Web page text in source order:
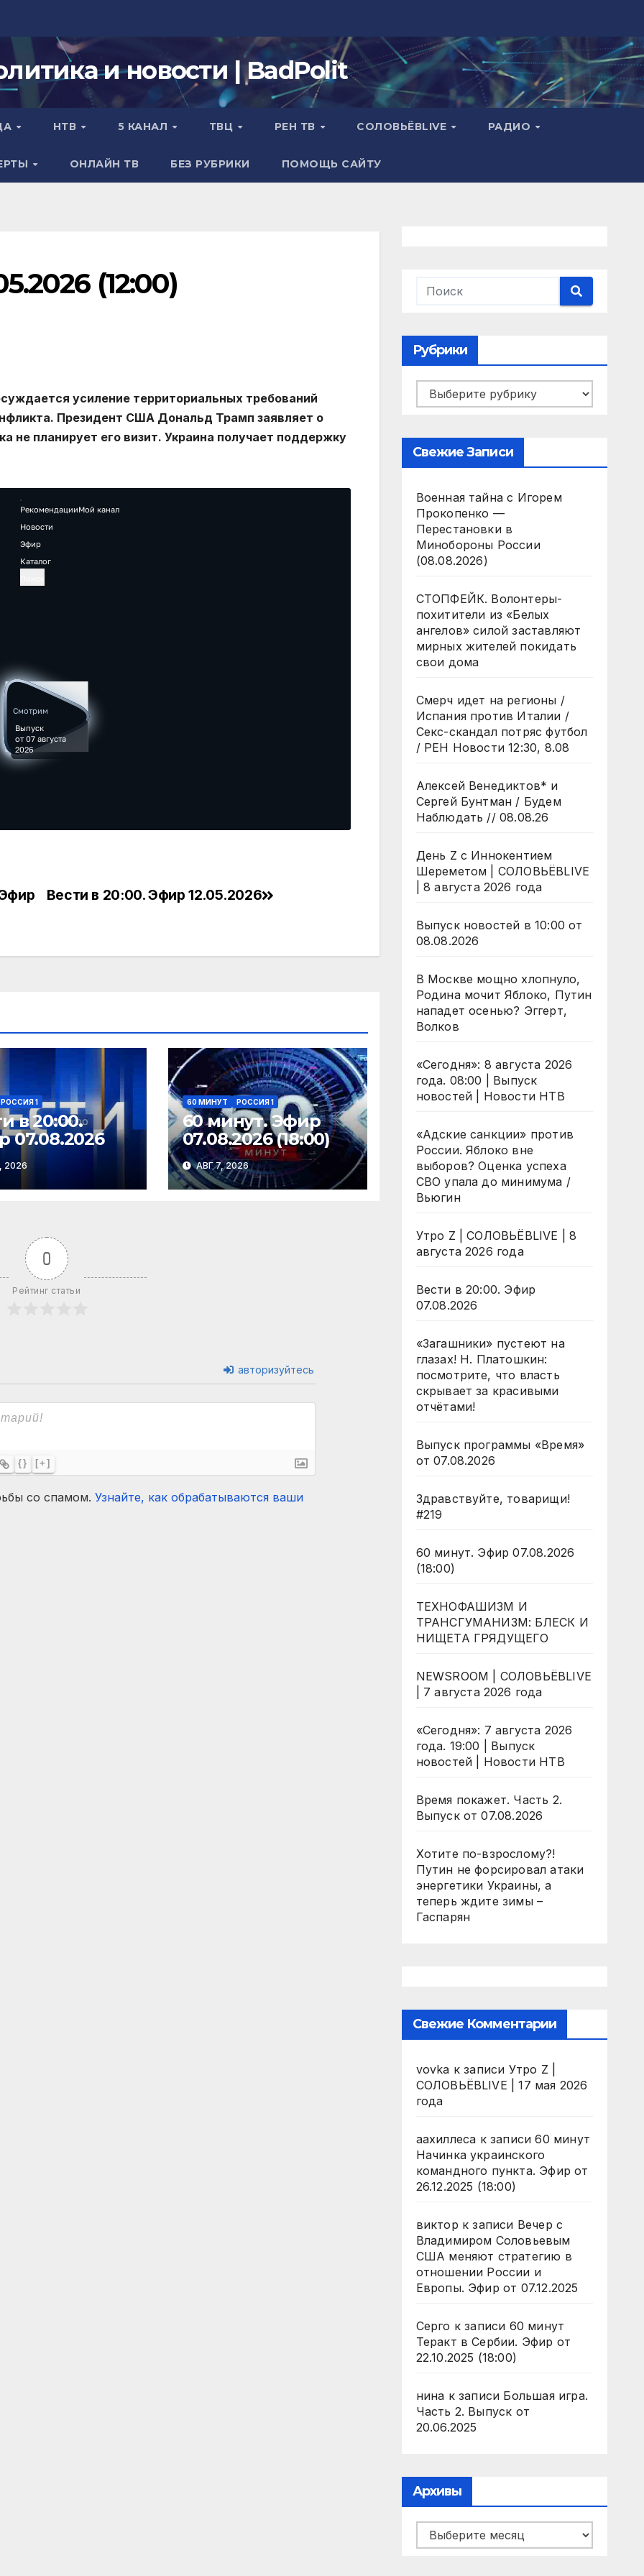
и новости | BadPolit
НТВ 5 КАНАЛ ТВЦ РЕН ТВ СОЛОВЬЁВLIVE РАДИО
ОНЛАЙН ТВ БЕЗ РУБРИКИ ПОМОЩЬ САЙТУ
(12:00)
усиление территориальных требований
Президент США Дональд Трамп заявляет о
не планирует его визит. Украина получает поддержку
Вести в 20:00. Эфир 12.05.2026
РОССИЯ 1
в 20:00.
07.08.2026
2026
60 МИНУТ РОССИЯ 1
60 минут. Эфир
07.08.2026 (18:00)
АВГ 7, 2026
0
Рейтинг статьи
авторизуйтесь
{} [+]
со спамом. Узнайте, как обрабатываются ваши
Рубрики
Рубрики
Свежие Записи
Военная тайна с Игорем
Прокопенко —
Перестановки в
Минобороны России
(08.08.2026)
СТОПФЕЙК. Волонтеры-
похитители из «Белых
ангелов» силой заставляют
мирных жителей покидать
свои дома
Смерч идет на регионы /
Испания против Италии /
Секс-скандал потряс футбол
/ РЕН Новости 12:30, 8.08
Алексей Венедиктов* и
Сергей Бунтман / Будем
Наблюдать // 08.08.26
День Z с Иннокентием
Шереметом | СОЛОВЬЁВLIVE
| 8 августа 2026 года
Выпуск новостей в 10:00 от
08.08.2026
В Москве мощно хлопнуло,
Родина мочит Яблоко, Путин
нападет осенью? Эггерт,
Волков
«Сегодня»: 8 августа 2026
года. 08:00 | Выпуск
новостей | Новости НТВ
«Адские санкции» против
России. Яблоко вне
выборов? Оценка успеха
СВО упала до минимума /
Вьюгин
Утро Z | СОЛОВЬЁВLIVE | 8
августа 2026 года
Вести в 20:00. Эфир
07.08.2026
«Загашники» пустеют на
глазах! Н. Платошкин:
посмотрите, что власть
скрывает за красивыми
отчётами!
Выпуск программы «Время»
от 07.08.2026
Здравствуйте, товарищи!
#219
60 минут. Эфир 07.08.2026
(18:00)
ТЕХНОФАШИЗМ И
ТРАНСГУМАНИЗМ: БЛЕСК И
НИЩЕТА ГРЯДУЩЕГО
NEWSROOM | СОЛОВЬЁВLIVE
| 7 августа 2026 года
«Сегодня»: 7 августа 2026
года. 19:00 | Выпуск
новостей | Новости НТВ
Время покажет. Часть 2.
Выпуск от 07.08.2026
Хотите по-взрослому?!
Путин не форсировал атаки
энергетики Украины, а
теперь ждите зимы –
Гаспарян
Свежие Комментарии
vovka к записи Утро Z |
СОЛОВЬЁВLIVE | 17 мая 2026
года
аахиллеса к записи60 минут
Начинка украинского
командного пункта. Эфир от
26.12.2025 (18:00)
виктор к записи Вечер с
Владимиром Соловьевым
США меняют стратегию в
отношении России и
Европы. Эфир от 07.12.2025
Серго к записи 60 минут
Теракт в Сербии. Эфир от
22.10.2025 (18:00)
нина к записи Большая игра.
Часть 2. Выпуск от
20.06.2025
Архивы
Архивы